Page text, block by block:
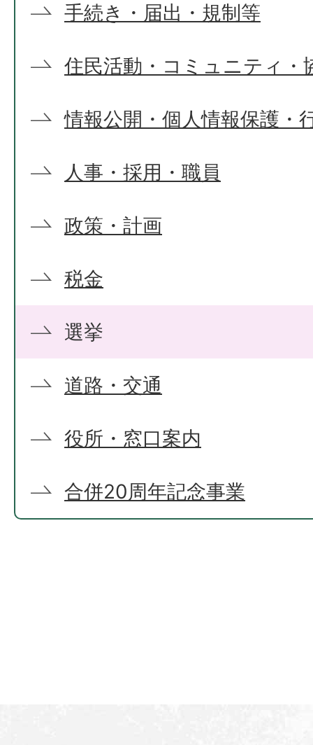
手続き・届出・規制等
住民活動・コミュニティ・
情報公開・個人情報保護・
人事・採用・職員
政策・計画
税金
選挙
道路・交通
役所・窓口案内
合併20周年記念事業